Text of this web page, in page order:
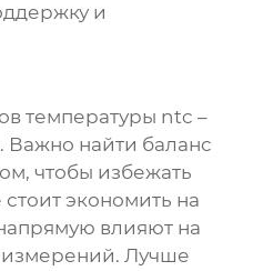
и
температуры ntc –
Важно найти баланс
чтобы избежать
экономить на
влияют на
измерений. Лучше